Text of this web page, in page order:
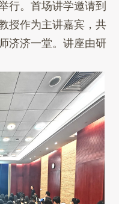
行。 首场讲学邀请到
授作为主讲嘉宾 ，共
济济一堂。讲座由研